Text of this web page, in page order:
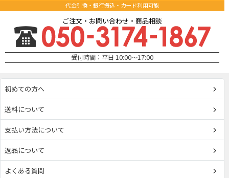
代金引換・銀行振込・カード利用可能
ご注文・お問い合わせ・商品相談
受付時間：平日 10:00～17:00
初めての方へ
送料について
支払い方法について
返品について
よくある質問